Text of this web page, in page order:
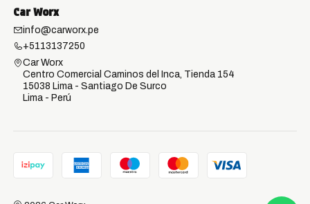
Car Worx
info@carworx.pe
+5113137250
Car Worx
Centro Comercial Caminos del Inca, Tienda 154
15038 Lima - Santiago De Surco
Lima - Perú